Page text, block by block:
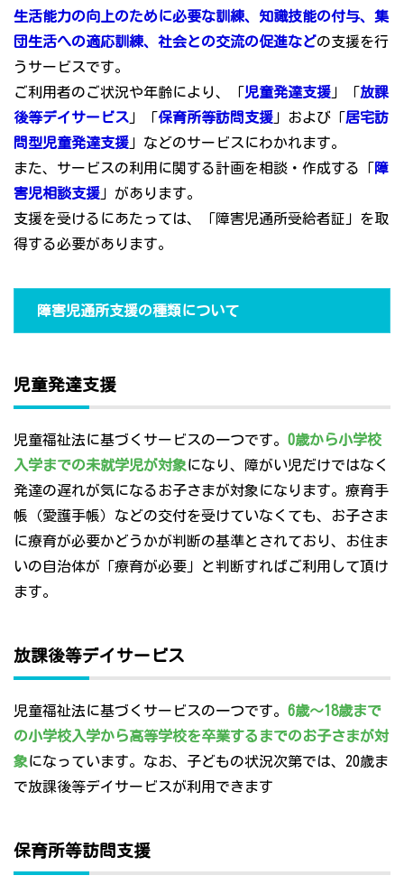
生活能力の向上のために必要な訓練、知識技能の付与、集
団生活への適応訓練、社会との交流の促進などの支援を行
うサービスです。
ご利用者のご状況や年齢により、「児童発達支援 」「放課
後等デイサービス 」「保育所等訪問支援 」および「居宅訪
問型児童発達支援 」などのサービスにわかれます。
また、サービスの利用に関する計画を相談・作成する「障
害児相談支援 」があります。
支援を受けるにあたっては、「障害児通所受給者証」を取
得する必要があります。
障害児通所支援の種類について
児童発達支援
児童福祉法に基づくサービスの一つです。 0歳から小学校
入学までの未就学児が対象になり、障がい児だけではなく
発達の遅れが気になるお子さまが対象になります。療育手
帳（愛護手帳）などの交付を受けていなくても、お子さま
に療育が必要かどうかが判断の基準とされており、お住ま
いの自治体が「療育が必要」と判断すればご利用して頂け
ます。
放課後等デイサービス
児童福祉法に基づくサービスの一つです。 6歳～18歳まで
の小学校入学から高等学校を卒業するまでのお子さまが対
象になっています。なお、子どもの状況次第では、20歳ま
で放課後等デイサービスが利用できます
保育所等訪問支援